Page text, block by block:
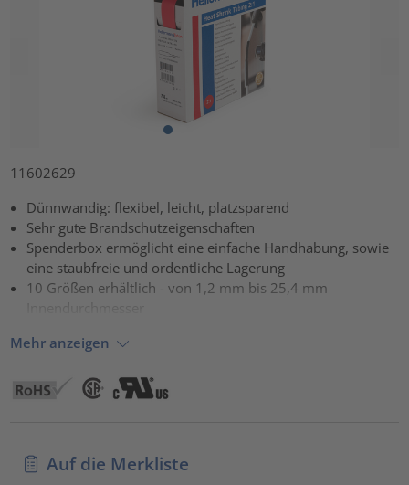
11602629
Dünnwandig: flexibel, leicht, platzsparend
Sehr gute Brandschutzeigenschaften
Spenderbox ermöglicht eine einfache Handhabung, sowie
eine staubfreie und ordentliche Lagerung
10 Größen erhältlich - von 1,2 mm bis 25,4 mm
Mehr anzeigen
Auf die Merkliste